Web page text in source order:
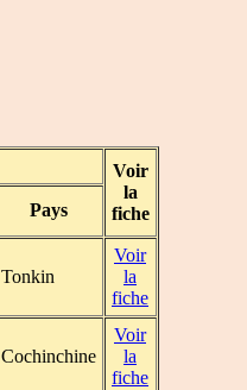
Voir
la
fiche
Pays
Tonkin
Voir
la
fiche
Cochinchine
Voir
la
fiche